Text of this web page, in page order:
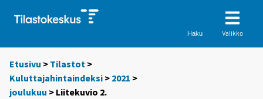
Haku Valikko
Etusivu > Tilastot >
Kuluttajahintaindeksi > 2021 >
joulukuu > Liitekuvio 2.